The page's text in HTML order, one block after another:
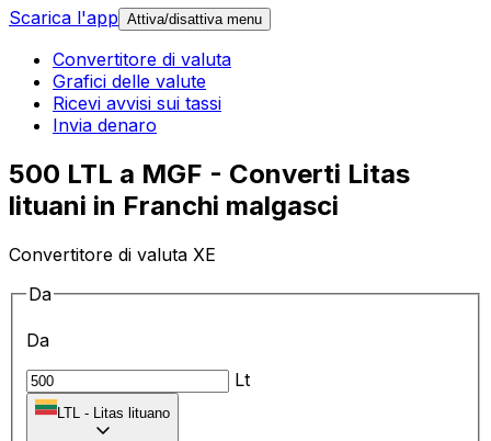
Scarica l'app Attiva/disattiva menu
Convertitore di valuta
Grafici delle valute
Ricevi avvisi sui tassi
Invia denaro
500 LTL a MGF - Converti Litas
lituani in Franchi malgasci
Convertitore di valuta XE
Da
Da
Lt
LTL - Litas lituano